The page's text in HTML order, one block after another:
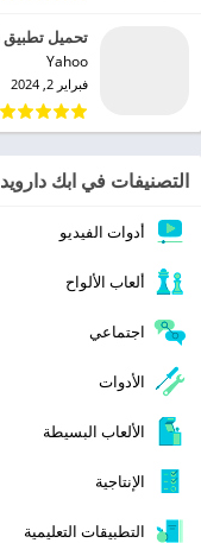
تحميل تطبيق Yahoo Search مهكر للاندرويد 2024
Yahoo‏
فبراير 2, 2024
التصنيفات في ابك دارويد
أدوات الفيديو
ألعاب الألواح
اجتماعي
الأدوات
الألعاب البسيطة
الإنتاجية
التطبيقات التعليمية